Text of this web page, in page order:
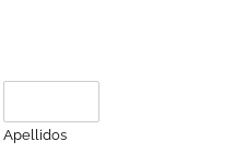
Apellidos